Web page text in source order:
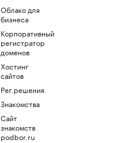
Облако для
бизнеса
Корпоративный
регистратор
доменов
Хостинг
сайтов
Рег.решения
Знакомства
Сайт
знакомств
podbor.ru